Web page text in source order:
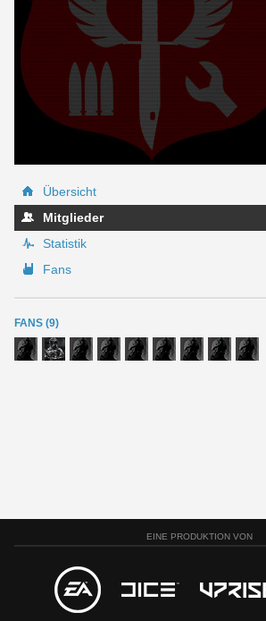
Übersicht
Mitglieder
Statistik
Fans
FANS (9)
EINE PRODUKTION VON